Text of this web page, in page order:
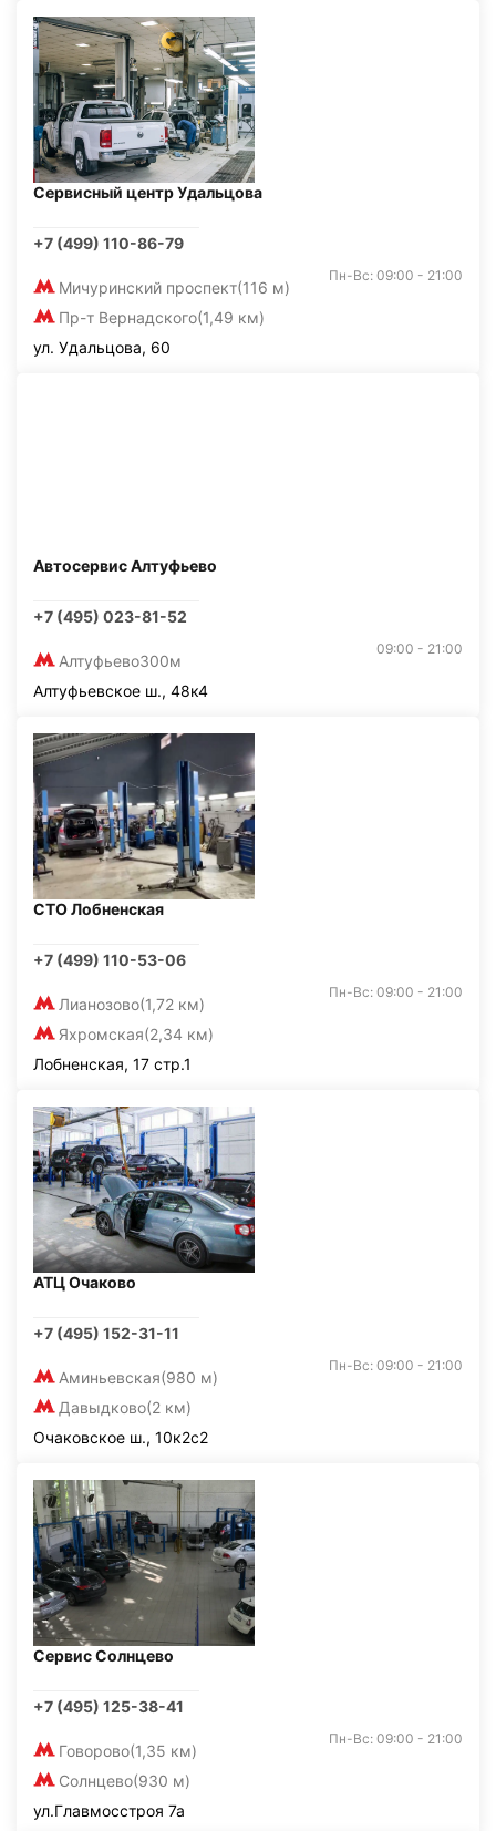
Сервисный центр Удальцова
+7 (499) 110-86-79
Мичуринский проспект(116 м)
Пр-т Вернадского(1,49 км)
Пн-Вс: 09:00 - 21:00
ул. Удальцова, 60
Автосервис Алтуфьево
+7 (495) 023-81-52
Алтуфьево300м
09:00 - 21:00
Алтуфьевское ш., 48к4
СТО Лобненская
+7 (499) 110-53-06
Лианозово(1,72 км)
Яхромская(2,34 км)
Пн-Вс: 09:00 - 21:00
Лобненская, 17 стр.1
АТЦ Очаково
+7 (495) 152-31-11
Аминьевская(980 м)
Давыдково(2 км)
Пн-Вс: 09:00 - 21:00
Очаковское ш., 10к2с2
Сервис Солнцево
+7 (495) 125-38-41
Говорово(1,35 км)
Солнцево(930 м)
Пн-Вс: 09:00 - 21:00
ул.Главмосстроя 7а